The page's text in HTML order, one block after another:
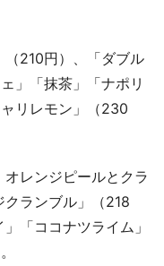
210円）、「ダブル
」「抹茶」「ナポリ
リレモン」（230
レンジピールとクラ
ランブル」（218
「ココナツライム」